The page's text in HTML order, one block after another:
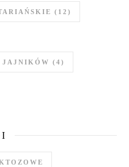
(12)
JAJNIKÓW (4)